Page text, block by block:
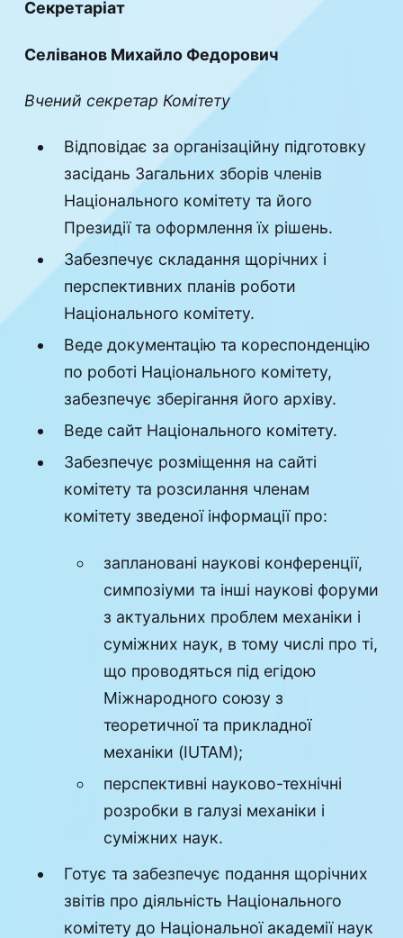
Секретаріат
Селіванов Михайло Федорович
Вчений секретар Комітету
Відповідає за організаційну підготовку
засідань Загальних зборів членів
Національного комітету та його
Президії та оформлення їх рішень.
Забезпечує складання щорічних і
перспективних планів роботи
Національного комітету.
Веде документацію та кореспонденцію
по роботі Національного комітету,
забезпечує зберігання його архіву.
Веде сайт Національного комітету.
Забезпечує розміщення на сайті
комітету та розсилання членам
комітету зведеної інформації про:
заплановані наукові конференції,
симпозіуми та інші наукові форуми
з актуальних проблем механіки і
суміжних наук, в тому числі про ті,
що проводяться під егідою
Міжнародного союзу з
теоретичної та прикладної
механіки (IUTAM);
перспективні науково-технічні
розробки в галузі механіки і
суміжних наук.
Готує та забезпечує подання щорічних
звітів про діяльність Національного
комітету до Національної академії наук